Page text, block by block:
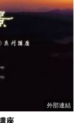
外部連結
座